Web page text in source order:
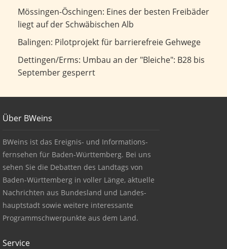
Eines der besten Freibäder liegt auf der Schwäbischen Alb
Mössingen-Öschingen: Eines der besten Freibäder
liegt auf der Schwäbischen Alb
Pilotprojekt für barrierefreie Gehwege
Balingen: Pilotprojekt für barrierefreie Gehwege
Umbau an der "Bleiche": B28 bis September gesperrt
Dettingen/Erms: Umbau an der "Bleiche": B28 bis
September gesperrt
About BWeins
Über BWeins
BWeins ist das Ereignis- und Informations-
fernsehen für Baden-Württemberg. Bei uns
sehen Sie die Debatten des Landtags von
Baden-Württemberg in voller Länge, aktuelle
Nachrichten aus Bundesland und Landes-
hauptstadt sowie weitere interessante
Programmschwerpunkte aus dem Land.
Service